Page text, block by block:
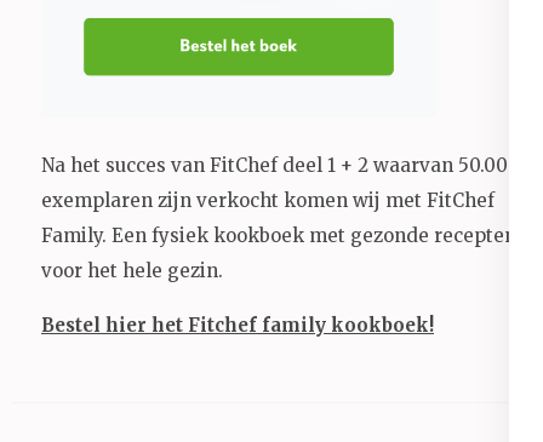
Na het succes van FitChef deel 1 + 2 waarvan 50.000+
exemplaren zijn verkocht komen wij met FitChef
Family. Een fysiek kookboek met gezonde recepten
voor het hele gezin.
Bestel hier het Fitchef family kookboek!